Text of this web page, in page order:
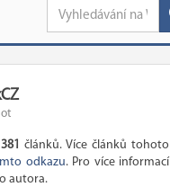
381 článků. Více článků tohoto
odkazu. Pro více informací
autora.